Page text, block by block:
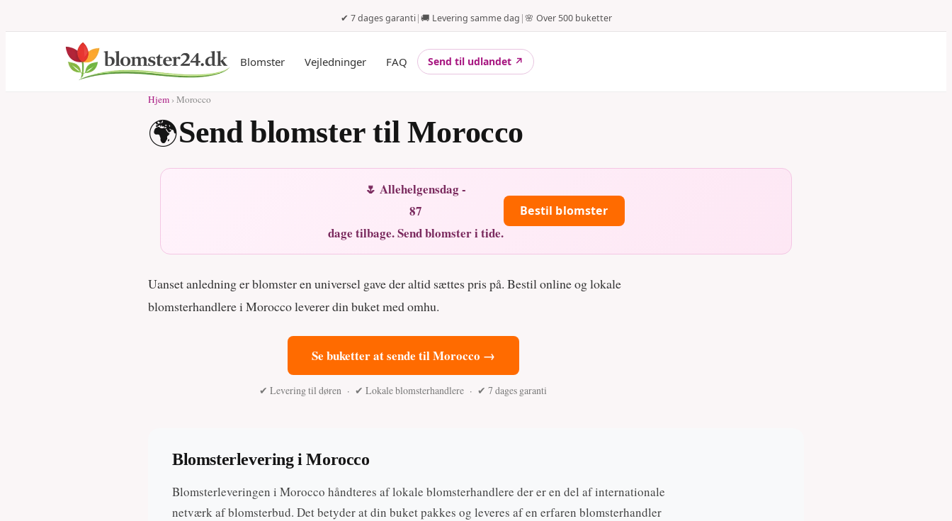
✔ 7 dages garanti|🚚 Levering samme dag |🌸 Over 500 buketter
Blomster Vejledninger FAQ Send til udlandet ↗
Hjem › Morocco
🌍Send blomster til Morocco
🌷 Allehelgensdag -
87
dage tilbage. Send blomster i tide.
Bestil blomster
Uanset anledning er blomster en universel gave der altid sættes pris på. Bestil online og lokale
blomsterhandlere i Morocco leverer din buket med omhu.
Se buketter at sende til Morocco →
✔ Levering til døren · ✔ Lokale blomsterhandlere · ✔ 7 dages garanti
Blomsterlevering i Morocco
Blomsterleveringen i Morocco håndteres af lokale blomsterhandlere der er en del af internationale
netværk af blomsterbud. Det betyder at din buket pakkes og leveres af en erfaren blomsterhandler